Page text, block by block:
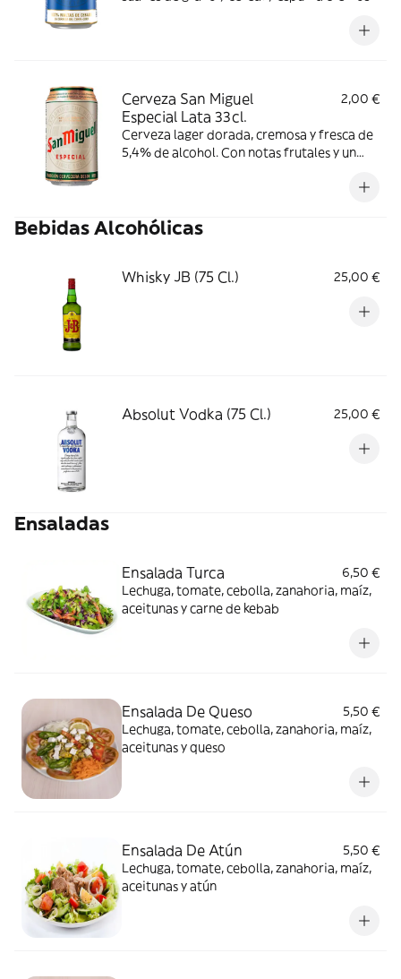
Cerveza San Miguel
Especial Lata 33cl.
2,00 €
Cerveza lager dorada, cremosa y fresca de
5,4% de alcohol. Con notas frutales y un
Bebidas Alcohólicas
Whisky JB (75 Cl.) 25,00 €
Absolut Vodka (75 Cl.) 25,00 €
Ensaladas
Ensalada Turca
6,50 €
Lechuga, tomate, cebolla, zanahoria, maíz,
aceitunas y carne de kebab
Ensalada De Queso
5,50 €
Lechuga, tomate, cebolla, zanahoria, maíz,
aceitunas y queso
Ensalada De Atún
5,50 €
Lechuga, tomate, cebolla, zanahoria, maíz,
aceitunas y atún